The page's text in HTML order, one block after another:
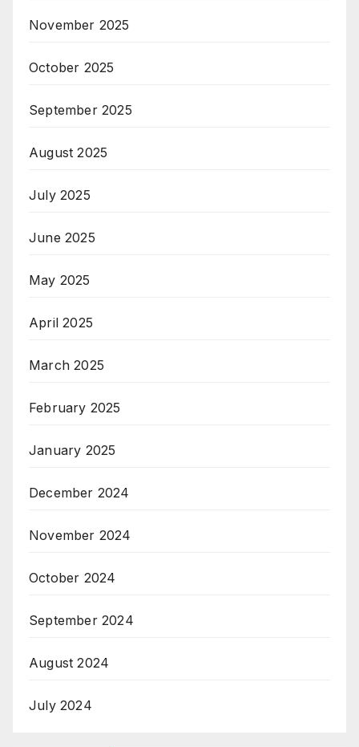
November 2025
October 2025
September 2025
August 2025
July 2025
June 2025
May 2025
April 2025
March 2025
February 2025
January 2025
December 2024
November 2024
October 2024
September 2024
August 2024
July 2024